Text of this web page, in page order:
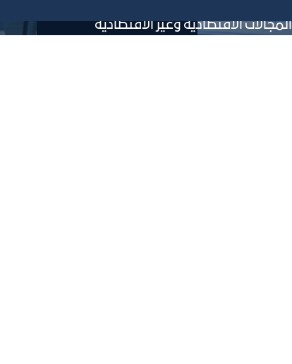
الاقتصادية وغير الاقتصادية